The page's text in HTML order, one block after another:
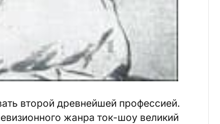
второй древнейшей профессией.
жанра ток-шоу великий